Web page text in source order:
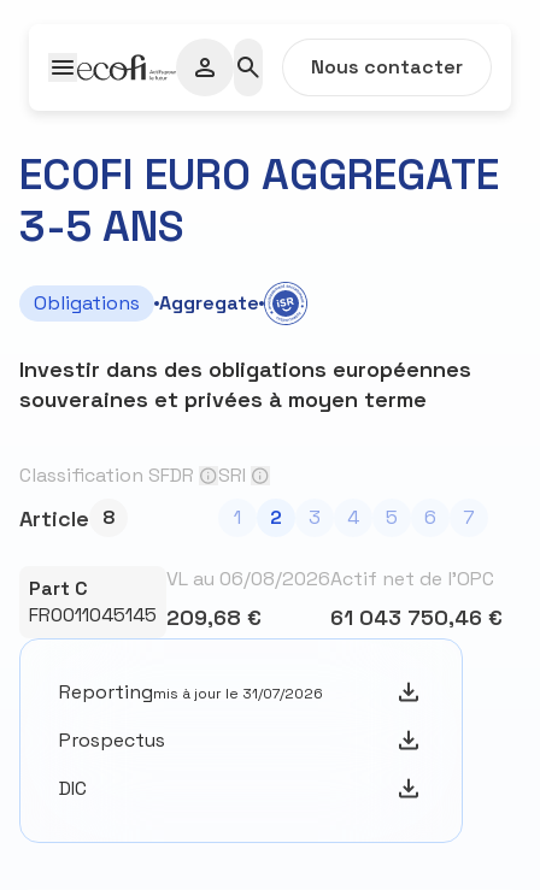
Nous contacter
ECOFI EURO AGGREGATE
3-5 ANS
Obligations
Aggregate
Investir dans des obligations européennes
souveraines et privées à moyen terme
Classification SFDR
Article 8
SRI
1
2 3 4 5 6 7
Part C
FR0011045145
VL au 06/08/2026
209,68 €
Actif net de l’OPC
61 043 750,46 €
Reportingmis à jour le 31/07/2026
Prospectus
DIC